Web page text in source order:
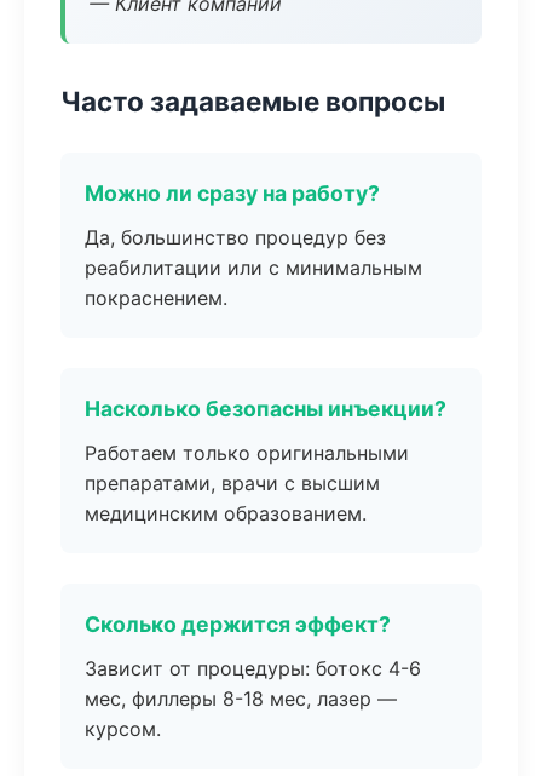
Часто задаваемые вопросы
Можно ли сразу на работу?
Да, большинство процедур без
реабилитации или с минимальным
покраснением.
Насколько безопасны инъекции?
Работаем только оригинальными
препаратами, врачи с высшим
медицинским образованием.
Сколько держится эффект?
Зависит от процедуры: ботокс 4-6
мес, филлеры 8-18 мес, лазер —
курсом.